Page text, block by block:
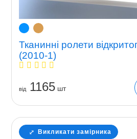
Тканинні ролети
(2010-1)
вiд1165шт
Викликати замірника